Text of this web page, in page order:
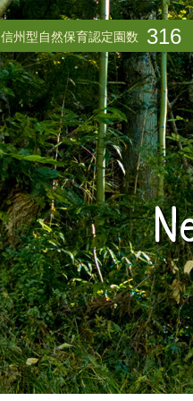
信州型自然保育認定園数 316